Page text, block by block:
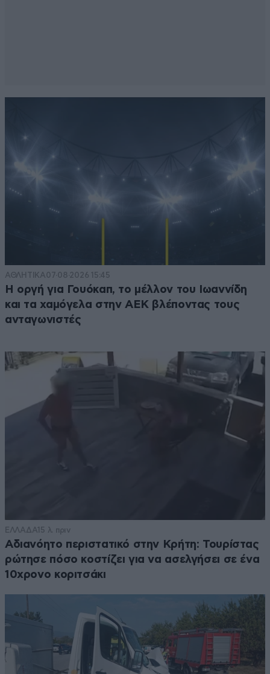
ΑΘΛΗΤΙΚΑ07·08·2026 15:45
Η οργή για Γουόκαπ, το μέλλον του Ιωαννίδη
και τα χαμόγελα στην ΑΕΚ βλέποντας τους
ανταγωνιστές
ΕΛΛΑΔΑ15 λ. πριν
Αδιανόητο περιστατικό στην Κρήτη: Τουρίστας
ρώτησε πόσο κοστίζει για να ασελγήσει σε ένα
10χρονο κοριτσάκι